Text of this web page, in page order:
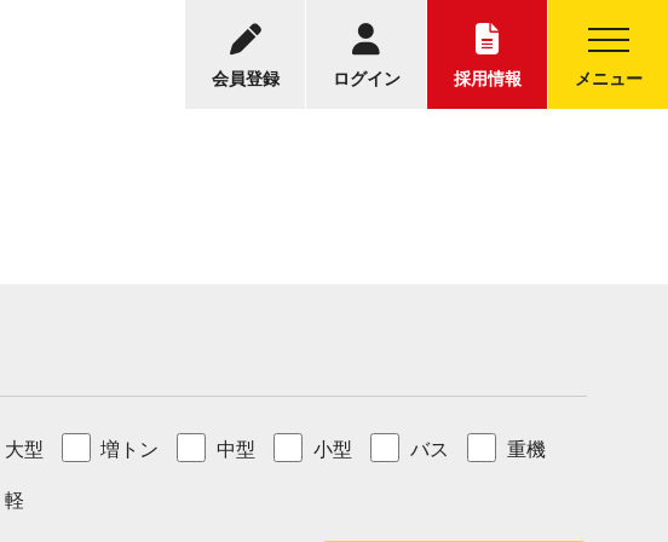
会員登録 ログイン 採用情報 メニュー
お電話の受付時間：8:30～17:30
中古トラックについてのお問い合わせ
大型 増トン 中型 小型 バス 重機
軽